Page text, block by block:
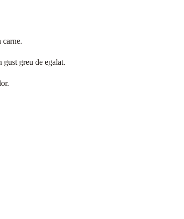
carne.
greu de egalat.